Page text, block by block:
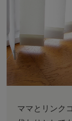
ママとリンク